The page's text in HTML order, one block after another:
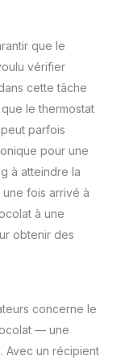
que le
vérifier
cette tâche
le thermostat
parfois
pour une
à atteindre la
fois arrivé à
à une
obtenir des
concerne le
— une
Avec un récipient